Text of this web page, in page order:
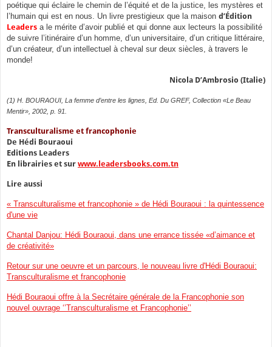
poétique qui éclaire le chemin de l’équité et de la justice, les mystères et
l’humain qui est en nous. Un livre prestigieux que la maison d’Édition
Leaders a le mérite d’avoir publié et qui donne aux lecteurs la possibilité
de suivre l’itinéraire d’un homme, d’un universitaire, d’un critique littéraire,
d’un créateur, d’un intellectuel à cheval sur deux siècles, à travers le
monde!
Nicola D’Ambrosio (Italie)
(1) H. BOURAOUI, La femme d’entre les lignes, Ed. Du GREF, Collection «Le Beau
Mentir», 2002, p. 91.
Transculturalisme et francophonie
De Hédi Bouraoui
Editions Leaders
En librairies et sur www.leadersbooks.com.tn
Lire aussi
« Transculturalisme et francophonie » de Hédi Bouraoui : la quintessence
d'une vie
Chantal Danjou: Hédi Bouraoui, dans une errance tissée «d’aimance et
de créativité»
Retour sur une oeuvre et un parcours, le nouveau livre d'Hédi Bouraoui:
Transculturalisme et francophonie
Hédi Bouraoui offre à la Secrétaire générale de la Francophonie son
nouvel ouvrage ‘’Transculturalisme et Francophonie’’